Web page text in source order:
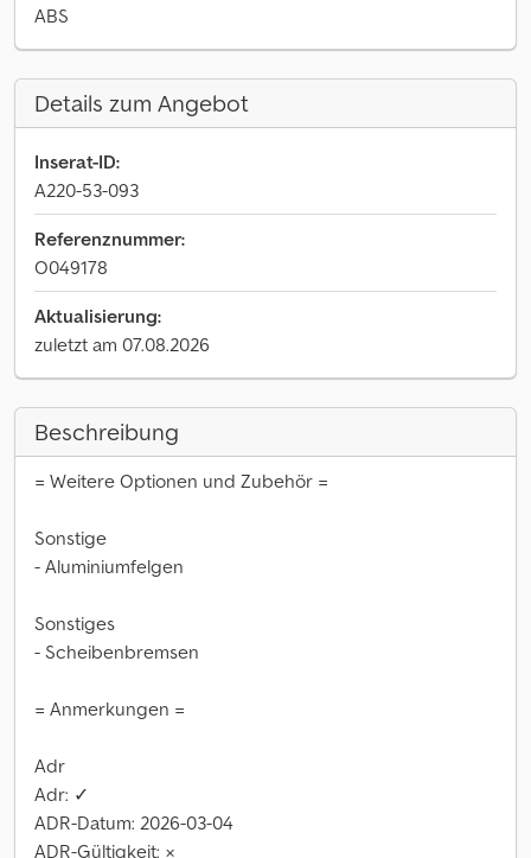
ABS
Details zum Angebot
Inserat-ID:
A220-53-093
Referenznummer:
O049178
Aktualisierung:
zuletzt am 07.08.2026
Beschreibung
= Weitere Optionen und Zubehör =
Sonstige
- Aluminiumfelgen
Sonstiges
- Scheibenbremsen
= Anmerkungen =
Adr
Adr: ✓
ADR-Datum: 2026-03-04
ADR-Gültigkeit: ×